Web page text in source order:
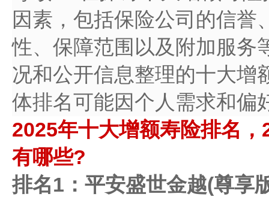
因素，包括保险公司的信誉
性、保障范围以及附加服务
况和公开信息整理的十大增
体排名可能因个人需求和偏
2025年十大增额寿险排名
有哪些?
排名1：‌平安盛世金越(尊享